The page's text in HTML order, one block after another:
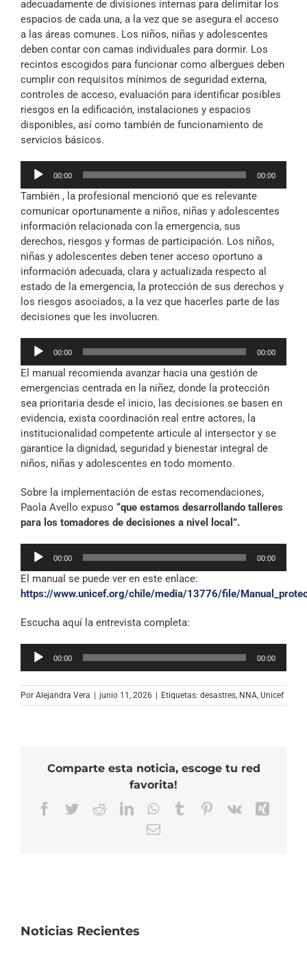
adecuadamente de divisiones internas para delimitar los
espacios de cada una, a la vez que se asegura el acceso
a las áreas comunes. Los niños, niñas y adolescentes
deben contar con camas individuales para dormir. Los
recintos escogidos para funcionar como albergues deben
cumplir con requisitos mínimos de seguridad externa,
controles de acceso, evaluación para identificar posibles
riesgos en la edificación, instalaciones y espacios
disponibles, así como también de funcionamiento de
servicios básicos.
Reproductor
audio
00:00 00:00
También , la profesional mencionó que es relevante
comunicar oportunamente a niños, niñas y adolescentes
información relacionada con la emergencia, sus
derechos, riesgos y formas de participación. Los niños,
niñas y adolescentes deben tener acceso oportuno a
información adecuada, clara y actualizada respecto al
estado de la emergencia, la protección de sus derechos y
los riesgos asociados, a la vez que hacerles parte de las
decisiones que les involucren.
Reproductor
audio
00:00 00:00
El manual recomienda avanzar hacia una gestión de
emergencias centrada en la niñez, donde la protección
sea prioritaria desde el inicio, las decisiones se basen en
evidencia, exista coordinación real entre actores, la
institucionalidad competente articule al intersector y se
garantice la dignidad, seguridad y bienestar integral de
niños, niñas y adolescentes en todo momento.
Sobre la implementación de estas recomendaciones,
Paola Avello expuso “que estamos desarrollando talleres
para los tomadores de decisiones a nivel local”.
Reproductor
audio
00:00 00:00
El manual se puede ver en este enlace:
https://www.unicef.org/chile/media/13776/file/
Escucha aquí la entrevista completa:
Reproductor
00:00 00:00
Por Alejandra Vera junio 11, 2026 Etiquetas: desastres, NNA, Unicef
Comparte esta noticia, escoge tu red
favorita!
Facebook
TwitterRedditLinkedInWhatsApp
TumblrPinterest
Vk
Correo
Noticias Recientes